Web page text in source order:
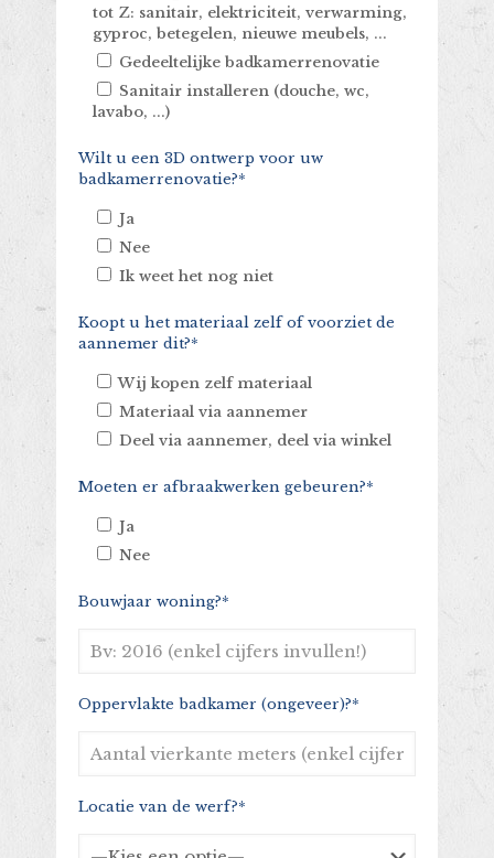
tot Z: sanitair, elektriciteit, verwarming,
gyproc, betegelen, nieuwe meubels, ...
Gedeeltelijke badkamerrenovatie
Sanitair installeren (douche, wc,
lavabo, ...)
Wilt u een 3D ontwerp voor uw
badkamerrenovatie?*
Ja
Nee
Ik weet het nog niet
Koopt u het materiaal zelf of voorziet de
aannemer dit?*
Wij kopen zelf materiaal
Materiaal via aannemer
Deel via aannemer, deel via winkel
Moeten er afbraakwerken gebeuren?*
Ja
Nee
Bouwjaar woning?*
Oppervlakte badkamer (ongeveer)?*
Locatie van de werf?*